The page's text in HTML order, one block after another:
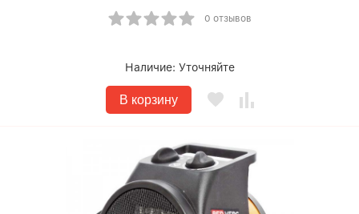
0 отзывов
Наличие: Уточняйте
В корзину